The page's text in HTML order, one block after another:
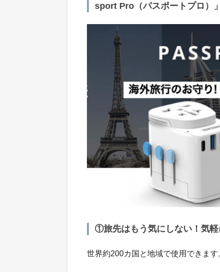
sport Pro（パスポートプロ）
①旅先はもう気にしない！気
世界約200カ国と地域で使用できます